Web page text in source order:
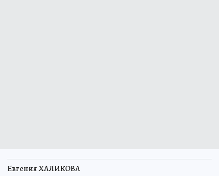
Евгения ХАЛИКОВА